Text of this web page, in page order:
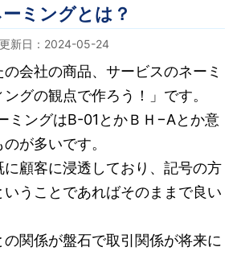
ミングとは？
新日： 2024-05-24
会社の商品、サービスのネーミ
グの観点で作ろう！」です。
ミングはB-01とかＢＨ−Aとか意
が多いです。
顧客に浸透しており、記号の方
うことであればそのままで良い
の関係が盤石で取引関係が将来に